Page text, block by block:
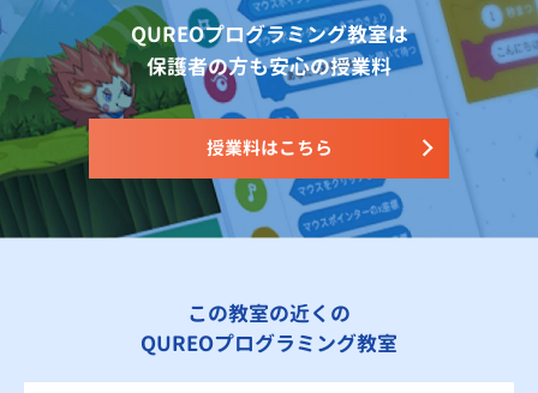
QUREOプログラミング教室は
保護者の方も安心の授業料
授業料はこちら
この教室の近くの
QUREOプログラミング教室